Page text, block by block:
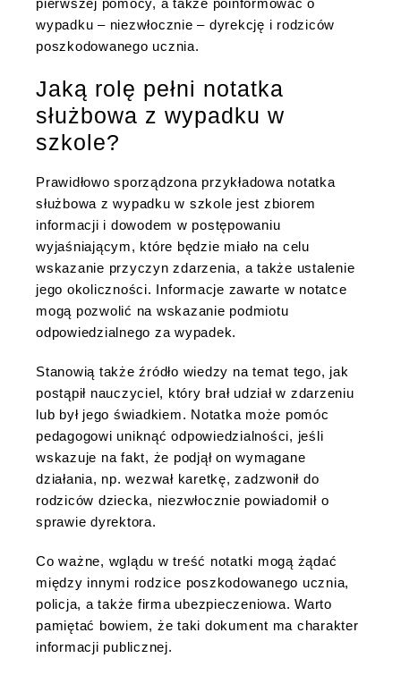
wypadku – niezwłocznie – dyrekcję i rodziców
poszkodowanego ucznia.
Jaką rolę pełni notatka
służbowa z wypadku w
szkole?
Prawidłowo sporządzona przykładowa notatka
służbowa z wypadku w szkole jest zbiorem
informacji i dowodem w postępowaniu
wyjaśniającym, które będzie miało na celu
wskazanie przyczyn zdarzenia, a także ustalenie
jego okoliczności. Informacje zawarte w notatce
mogą pozwolić na wskazanie podmiotu
odpowiedzialnego za wypadek.
Stanowią także źródło wiedzy na temat tego, jak
postąpił nauczyciel, który brał udział w zdarzeniu
lub był jego świadkiem. Notatka może pomóc
pedagogowi uniknąć odpowiedzialności, jeśli
wskazuje na fakt, że podjął on wymagane
działania, np. wezwał karetkę, zadzwonił do
rodziców dziecka, niezwłocznie powiadomił o
sprawie dyrektora.
Co ważne, wglądu w treść notatki mogą żądać
między innymi rodzice poszkodowanego ucznia,
policja, a także firma ubezpieczeniowa. Warto
pamiętać bowiem, że taki dokument ma charakter
informacji publicznej.